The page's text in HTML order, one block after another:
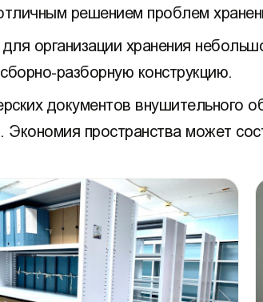
решением проблем
организации хранения
разборную конструкцию.
документов
пространства может